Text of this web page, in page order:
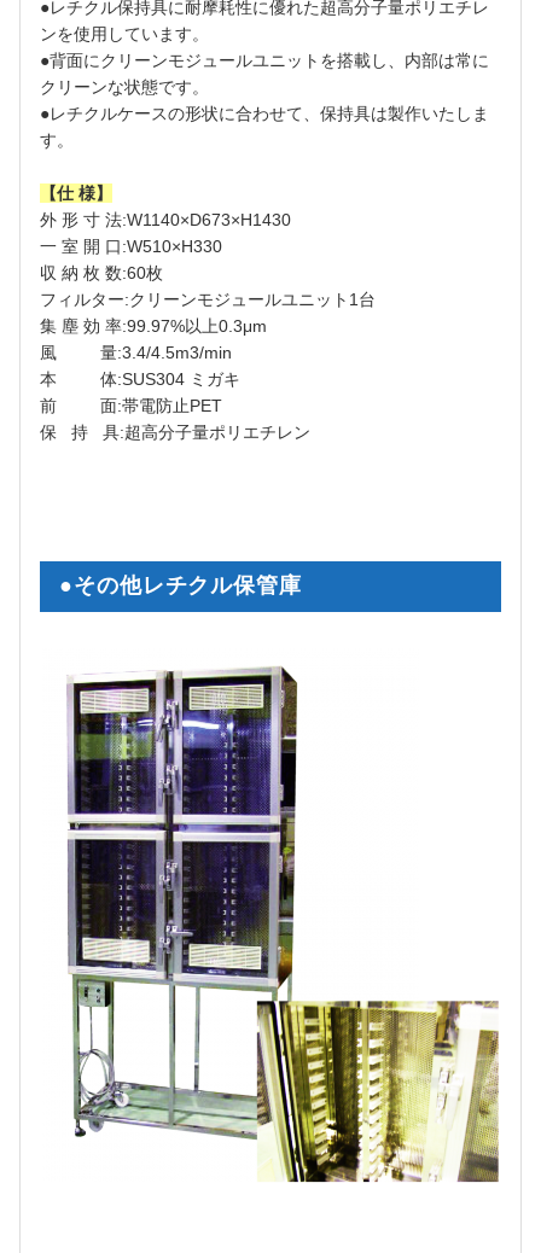
●レチクル保持具に耐摩耗性に優れた超高分子量ポリエチレ
ンを使用しています。
●背面にクリーンモジュールユニットを搭載し、内部は常に
クリーンな状態です。
●レチクルケースの形状に合わせて、保持具は製作いたしま
す。
【仕 様】
外 形 寸 法:W1140×D673×H1430
一 室 開 口:W510×H330
収 納 枚 数:60枚
フィルター:クリーンモジュールユニット1台
集 塵 効 率:99.97%以上0.3μm
風 量:3.4/4.5m3/min
本 体:SUS304 ミガキ
前 面:帯電防止PET
保 持 具:超高分子量ポリエチレン
●その他レチクル保管庫